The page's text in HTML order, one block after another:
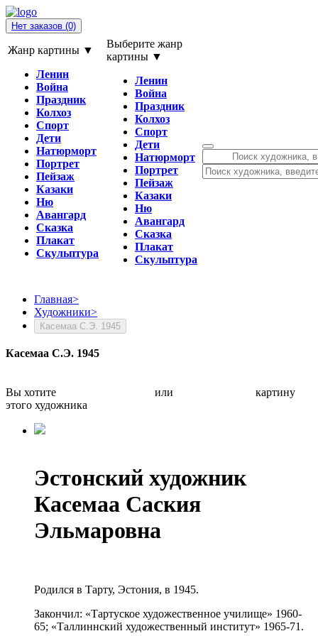
Нет заказов (0)
Жанр картины ▼
Ленин
Война
Праздник
Колхоз
Спорт
Дети
Натюрморт
Портрет
Пейзаж
Казаки
Ню
Авангард
Сказка
Плакат
Скульптура
Выберите жанр
картины ▼
Ленин
Война
Праздник
Колхоз
Спорт
Дети
Натюрморт
Портрет
Пейзаж
Казаки
Ню
Авангард
Сказка
Плакат
Скульптура
Главная>
Художники>
Касемаа С.Э. 1945
Касемаа С.Э. 1945
Вы хотите или
картину
этого художника
Эстонский художник
Касемаа Саския
Эльмаровна
Родился в Тарту, Эстония, в 1945.
Закончил: «Тартуское художественное училище» 1960-
65; «Таллиннский художественный институт» 1965-71.